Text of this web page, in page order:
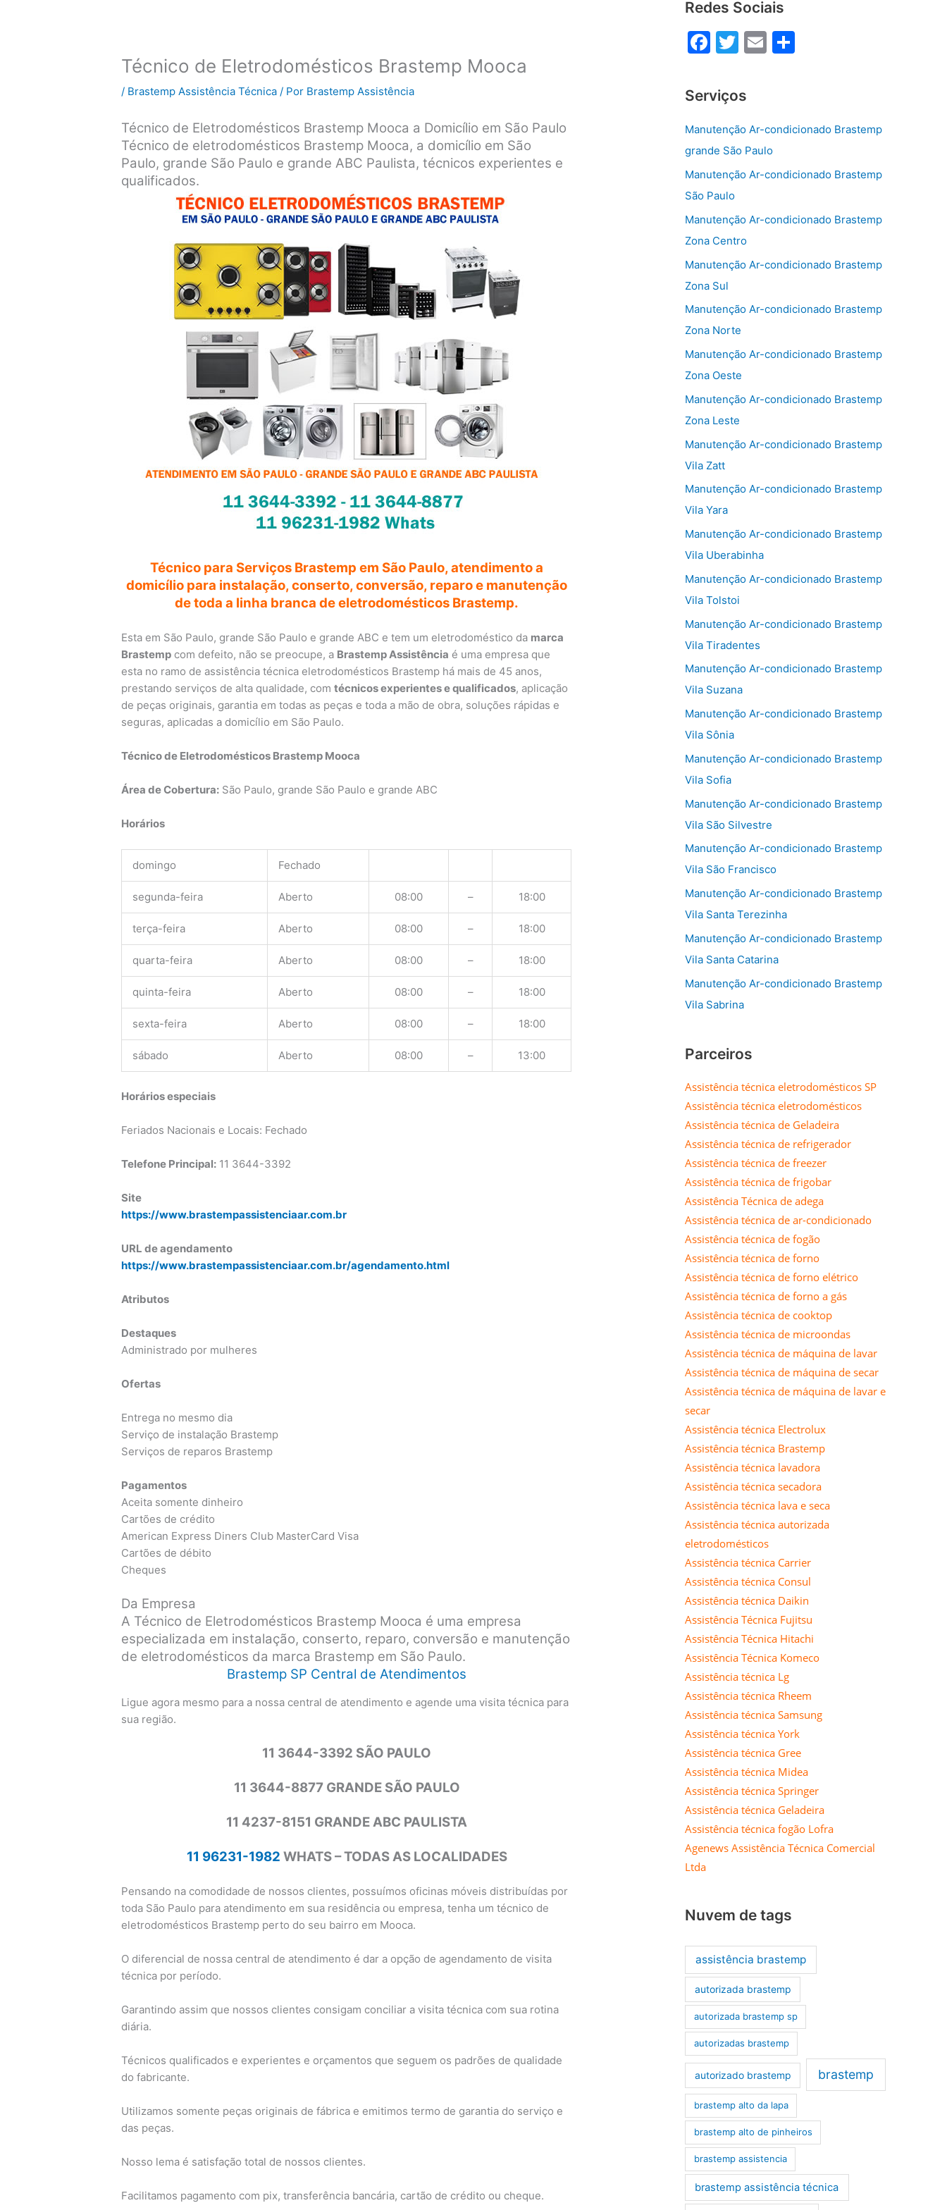
Técnico de Eletrodomésticos Brastemp Mooca
/ Brastemp Assistência Técnica / Por Brastemp Assistência
Técnico de Eletrodomésticos Brastemp Mooca a Domicílio em São Paulo
Técnico de eletrodomésticos Brastemp Mooca, a domicílio em São
Paulo, grande São Paulo e grande ABC Paulista, técnicos experientes e
qualificados.
Técnico para Serviços Brastemp em São Paulo, atendimento a
domicílio para instalação, conserto, conversão, reparo e manutenção
de toda a linha branca de eletrodomésticos Brastemp.
Esta em São Paulo, grande São Paulo e grande ABC e tem um eletrodoméstico da marca
Brastemp com defeito, não se preocupe, a Brastemp Assistência é uma empresa que
esta no ramo de assistência técnica eletrodomésticos Brastemp há mais de 45 anos,
prestando serviços de alta qualidade, comtécnicos experientes e qualificados, aplicação
de peças originais, garantia em todas as peças e toda a mão de obra, soluções rápidas e
seguras, aplicadas a domicílio em São Paulo.
Técnico de Eletrodomésticos Brastemp Mooca
Área de Cobertura: São Paulo, grande São Paulo e grande ABC
Horários
domingo Fechado
segunda-feira Aberto 08:00 – 18:00
terça-feira Aberto 08:00 – 18:00
quarta-feira Aberto 08:00 – 18:00
quinta-feira Aberto 08:00 – 18:00
sexta-feira Aberto 08:00 – 18:00
sábado Aberto 08:00 – 13:00
Horários especiais
Feriados Nacionais e Locais: Fechado
Telefone Principal: 11 3644-3392
Site
https://www.brastempassistenciaar.com.br
URL de agendamento
https://www.brastempassistenciaar.com.br/agendamento.html
Atributos
Destaques
Administrado por mulheres
Ofertas
Entrega no mesmo dia
Serviço de instalação Brastemp
Serviços de reparos Brastemp
Pagamentos
Aceita somente dinheiro
Cartões de crédito
American Express Diners Club MasterCard Visa
Cartões de débito
Cheques
Da Empresa
A Técnico de Eletrodomésticos Brastemp Mooca é uma empresa
especializada em instalação, conserto, reparo, conversão e manutenção
de eletrodomésticos da marca Brastemp em São Paulo.
Brastemp SP Central de Atendimentos
Ligue agora mesmo para a nossa central de atendimento e agende uma visita técnica para
sua região.
11 3644-3392 SÃO PAULO
11 3644-8877 GRANDE SÃO PAULO
11 4237-8151 GRANDE ABC PAULISTA
11 96231-1982 WHATS – TODAS AS LOCALIDADES
Pensando na comodidade de nossos clientes, possuímos oficinas móveis distribuídas por
toda São Paulo para atendimento em sua residência ou empresa, tenha um técnico de
eletrodomésticos Brastemp perto do seu bairro em Mooca.
O diferencial de nossa central de atendimento é dar a opção de agendamento de visita
técnica por período.
Garantindo assim que nossos clientes consigam conciliar a visita técnica com sua rotina
diária.
Técnicos qualificados e experientes e orçamentos que seguem os padrões de qualidade
do fabricante.
Utilizamos somente peças originais de fábrica e emitimos termo de garantia do serviço e
das peças.
Nosso lema é satisfação total de nossos clientes.
Facilitamos pagamento com pix, transferência bancária, cartão de crédito ou cheque.
Redes Sociais
F
c
e
b
o
o
k
T
itt
er
E
Serviços
Manutenção Ar-condicionado Brastemp
grande São Paulo
Manutenção Ar-condicionado Brastemp
São Paulo
Manutenção Ar-condicionado Brastemp
Zona Centro
Manutenção Ar-condicionado Brastemp
Zona Sul
Manutenção Ar-condicionado Brastemp
Zona Norte
Manutenção Ar-condicionado Brastemp
Zona Oeste
Manutenção Ar-condicionado Brastemp
Zona Leste
Manutenção Ar-condicionado Brastemp
Vila Zatt
Manutenção Ar-condicionado Brastemp
Vila Yara
Manutenção Ar-condicionado Brastemp
Vila Uberabinha
Manutenção Ar-condicionado Brastemp
Vila Tolstoi
Manutenção Ar-condicionado Brastemp
Vila Tiradentes
Manutenção Ar-condicionado Brastemp
Vila Suzana
Manutenção Ar-condicionado Brastemp
Vila Sônia
Manutenção Ar-condicionado Brastemp
Vila Sofia
Manutenção Ar-condicionado Brastemp
Vila São Silvestre
Manutenção Ar-condicionado Brastemp
Vila São Francisco
Manutenção Ar-condicionado Brastemp
Vila Santa Terezinha
Manutenção Ar-condicionado Brastemp
Vila Santa Catarina
Manutenção Ar-condicionado Brastemp
Vila Sabrina
Parceiros
Assistência técnica eletrodomésticos SP
Assistência técnica eletrodomésticos
Assistência técnica de Geladeira
Assistência técnica de refrigerador
Assistência técnica de freezer
Assistência técnica de frigobar
Assistência Técnica de adega
Assistência técnica de ar-condicionado
Assistência técnica de fogão
Assistência técnica de forno
Assistência técnica de forno elétrico
Assistência técnica de forno a gás
Assistência técnica de cooktop
Assistência técnica de microondas
Assistência técnica de máquina de lavar
Assistência técnica de máquina de secar
Assistência técnica de máquina de lavar e
secar
Assistência técnica Electrolux
Assistência técnica Brastemp
Assistência técnica lavadora
Assistência técnica secadora
Assistência técnica lava e seca
Assistência técnica autorizada
eletrodomésticos
Assistência técnica Carrier
Assistência técnica Consul
Assistência técnica Daikin
Assistência Técnica Fujitsu
Assistência Técnica Hitachi
Assistência Técnica Komeco
Assistência técnica Lg
Assistência técnica Rheem
Assistência técnica Samsung
Assistência técnica York
Assistência técnica Gree
Assistência técnica Midea
Assistência técnica Springer
Assistência técnica Geladeira
Assistência técnica fogão Lofra
Agenews Assistência Técnica Comercial
Ltda
Nuvem de tags
assistência brastemp
autorizada brastemp
autorizada brastemp sp
autorizadas brastemp
autorizado brastemp brastemp
brastemp alto da lapa
brastemp alto de pinheiros
brastemp assistencia
brastemp assistência técnica